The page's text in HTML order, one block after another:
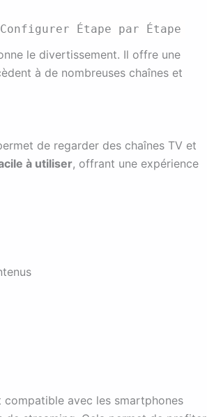
Étape par Étape
le divertissement. Il offre une
à de nombreuses chaînes et
de regarder des chaînes TV et
à utiliser, offrant une expérience
compatible avec les smartphones